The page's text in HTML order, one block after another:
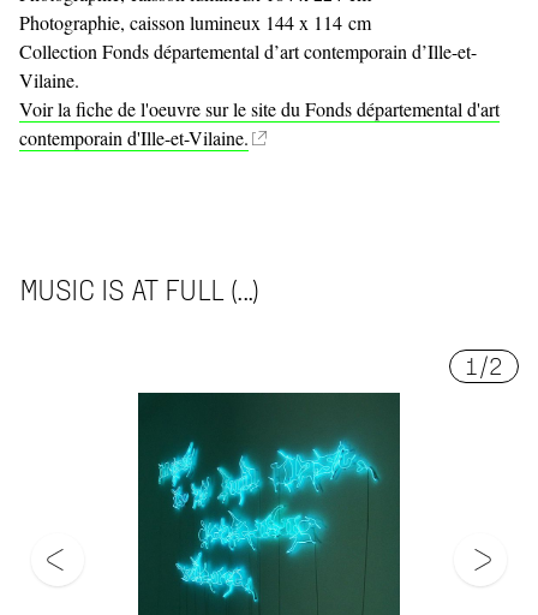
Photographie, caisson lumineux 144 x 114 cm
Collection Fonds départemental d’art contemporain d’Ille-et-
Vilaine.
Voir la fiche de l'oeuvre sur le site du Fonds départemental d'art
contemporain d'Ille-et-Vilaine.
MUSIC IS AT FULL (...)
1 /2